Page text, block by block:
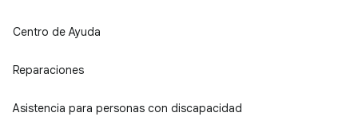
Centro de Ayuda
Reparaciones
Asistencia para personas con discapacidad